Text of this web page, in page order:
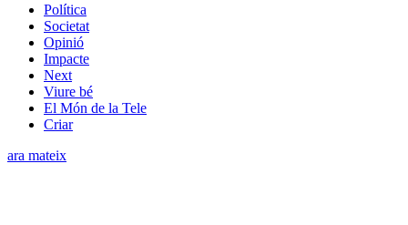
Política
Societat
Opinió
Impacte
Next
Viure bé
El Món de la Tele
Criar
ara mateix